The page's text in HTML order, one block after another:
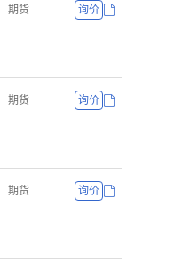
期货 询价
期货 询价
期货 询价